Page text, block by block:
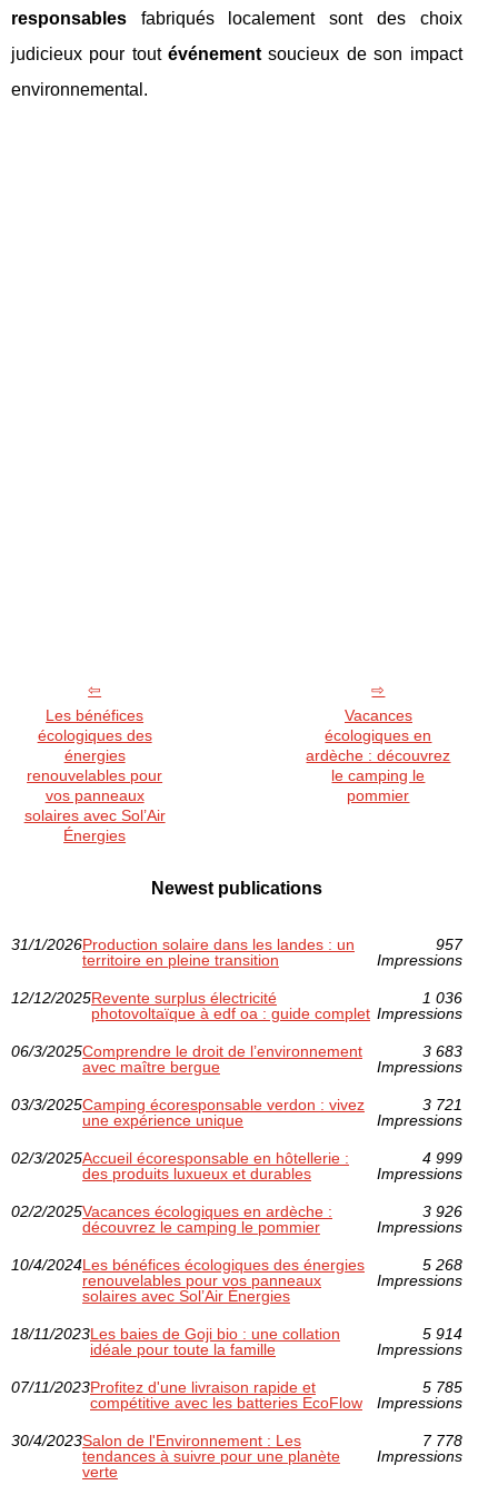
responsables fabriqués localement sont des choix
judicieux pour toutévénement soucieux de son impact
environnemental.
Les bénéfices
écologiques des
énergies
renouvelables pour
vos panneaux
solaires avec Sol’Air
Énergies
Vacances
écologiques en
ardèche : découvrez
le camping le
pommier
Newest publications
31/1/2026Production solaire dans les landes : un
territoire en pleine transition
957
Impressions
12/12/2025Revente surplus électricité
photovoltaïque à edf oa : guide complet
1 036
Impressions
06/3/2025Comprendre le droit de l’environnement
avec maître bergue
3 683
Impressions
03/3/2025Camping écoresponsable verdon : vivez
une expérience unique
3 721
Impressions
02/3/2025Accueil écoresponsable en hôtellerie :
des produits luxueux et durables
4 999
Impressions
02/2/2025Vacances écologiques en ardèche :
découvrez le camping le pommier
3 926
Impressions
10/4/2024Les bénéfices écologiques des énergies
renouvelables pour vos panneaux
solaires avec Sol’Air Énergies
5 268
Impressions
18/11/2023Les baies de Goji bio : une collation
idéale pour toute la famille
5 914
Impressions
07/11/2023Profitez d'une livraison rapide et
compétitive avec les batteries EcoFlow
5 785
Impressions
30/4/2023Salon de l'Environnement : Les
tendances à suivre pour une planète
verte
7 778
Impressions